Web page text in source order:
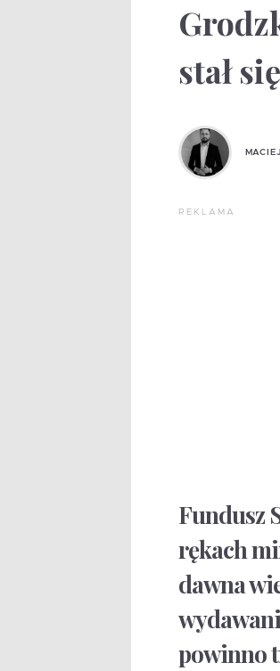
stał
REKLAMA
Fundusz
rękach
dawna
powinno